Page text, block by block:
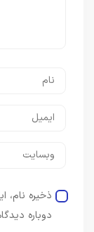
ذخیره نام،
دوباره